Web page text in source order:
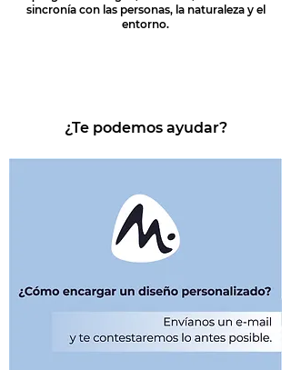
sincronía con las personas, la naturaleza y el
entorno.
¿Te podemos ayudar?